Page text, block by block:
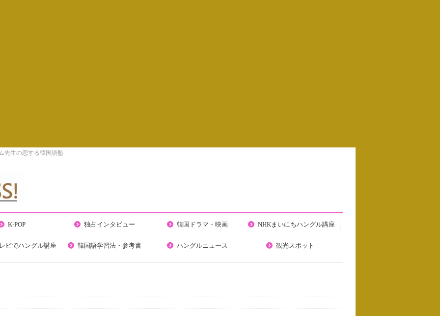
先生の恋する韓国語塾
K-POP 独占インタビュー 韓国ドラマ・映画 NHKまいにちハングル講座
ビでハングル講座 韓国語学習法・参考書 ハングルニュース 観光スポット